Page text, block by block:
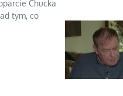
Chucka
tym, co